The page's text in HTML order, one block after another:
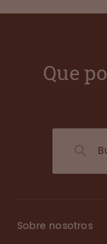
Que
Sobre nosotros